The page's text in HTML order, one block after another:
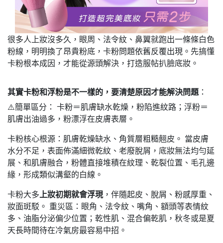
很多人上妝沒多久，眼周、法令紋、鼻翼就跑出一條條白色
粉線，明明換了昂貴粉底，卡粉問題依舊反覆出現。先搞懂
卡粉根本成因，才能從源頭解決，打造服帖扒臉底妝。
其實卡粉和浮粉是不一樣的，要清楚原因才能解決問題：
⚠️簡單區分： 卡粉＝肌膚缺水乾燥，粉陷進紋路；浮粉＝
肌膚出油過多，粉漂浮在皮膚表層。
卡粉核心根源：肌膚乾燥缺水、角質層粗糙翹皮。 當皮膚
水分不足，表面佈滿細微乾紋、老廢脫屑，底妝無法均勻延
展、和肌膚融合，粉體直接堆積在紋理、乾裂位置、毛孔邊
緣，形成類似溝壑的白線。
卡粉大多上妝初期就會浮現，伴隨起皮、脫屑、粉感厚重、
妝面斑駁。 重災區：眼角、法令紋、嘴角、額頭等表情紋
多、油脂分泌偏少位置；乾性肌、混合偏乾肌，秋冬或是夏
天長時間待在冷氣房最容易中招。